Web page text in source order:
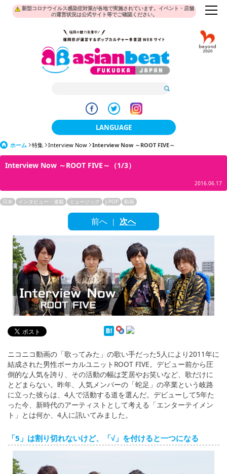
新型コロナウイルス感染症対策が各地で実施されています。イベント・店舗
の運営状況は公式サイト等でご確認ください。
LANGUAGE
日本語
한국어
繁體中文
English
ภาษาไทย
tiéng Viêt
Bahasa Indonesia
ホーム 特集 Interview Now Interview Now ～ROOT FIVE～
Interview Now ～ROOT FIVE～（1/3）
2016.06.17
日本 インタビュー・連載 ミュージック J-POP 動画
前へ | 次へ
ニコニコ動画の「歌ってみた」の歌い手だった5人により2011年に
結成された男性ボーカルユニットROOT FIVE。デビュー前から圧
倒的な人気を誇り、その活動の幅は芝居やお笑いなど、歌だけに
とどまらない。昨年、人気メンバーの「蛇足」の卒業という岐路
に立った彼らは、4人で活動する道を選んだ。デビューして5年た
った今、新時代のアーティストとして考える「エンターテイメン
ト」とは何か、4人に訊いてみました。
「5」は割り切れないけど、「√」を付けると一つになる